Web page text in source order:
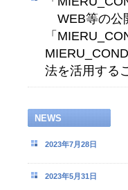
WEB等の公
「
法を活用する
NEWS
2023年7月28日
2023年5月31日